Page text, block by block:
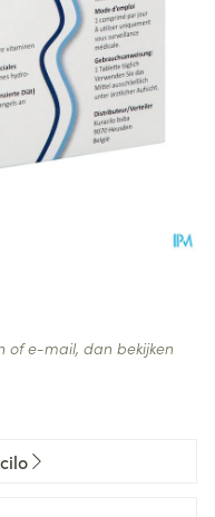
of e-mail, dan bekijken